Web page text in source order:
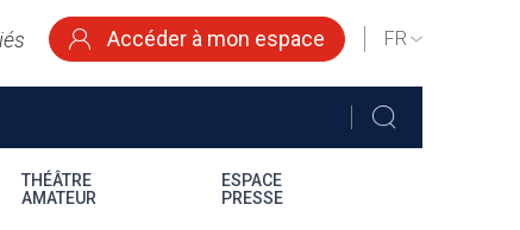
Accéder à mon espace
SELECT
LANGUAGE
THÉÂTRE
AMATEUR
ESPACE
PRESSE